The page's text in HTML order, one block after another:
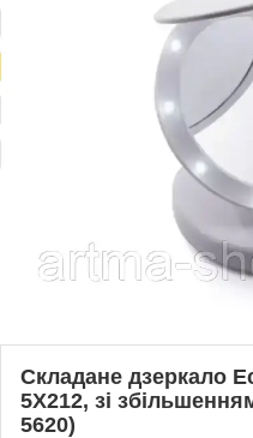
Складане дзеркало
5X212, зі
5620)